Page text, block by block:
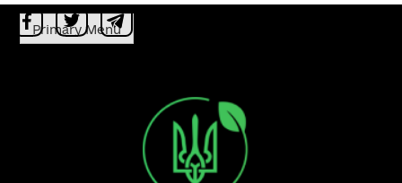
Primary Menu